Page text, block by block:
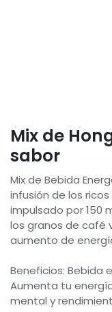
Mix de
sabor
Mix de Bebida
infusión de los
impulsado por 150
los granos de café
aumento de
Beneficios: Bebida
Aumenta tu
mental y